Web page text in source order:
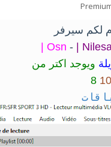
| Osn - |
ويوجد اكتر من